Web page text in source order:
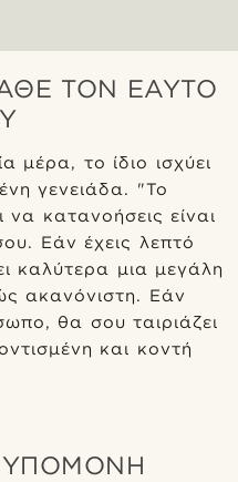
ΤΟΝ ΕΑΥΤΌ
μέρα, το ίδιο ισχύει
γενειάδα. "Το
κατανοήσεις είναι
Εάν έχεις λεπτό
καλύτερα μια μεγάλη
ακανόνιστη. Εάν
θα σου ταιριάζει
και κοντή
ΥΠΟΜΟΝΉ